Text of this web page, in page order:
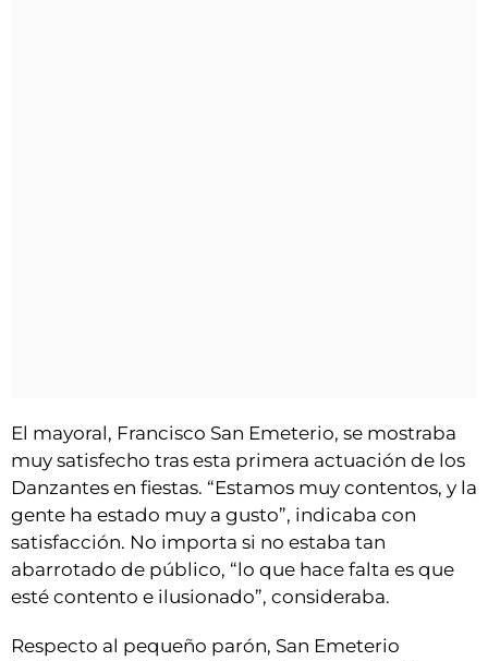
El mayoral, Francisco San Emeterio, se mostraba
muy satisfecho tras esta primera actuación de los
Danzantes en fiestas. “Estamos muy contentos, y la
gente ha estado muy a gusto”, indicaba con
satisfacción. No importa si no estaba tan
abarrotado de público, “lo que hace falta es que
esté contento e ilusionado”, consideraba.
Respecto al pequeño parón, San Emeterio